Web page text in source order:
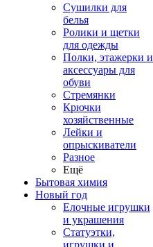
Сушилки для
белья
Ролики и щетки
для одежды
Полки, этажерки и
аксессуары для
обуви
Стремянки
Крючки
хозяйственные
Лейки и
опрыскиватели
Разное
Ещё
Бытовая химия
Новый год
Елочные игрушки
и украшения
Статуэтки,
игрушки и